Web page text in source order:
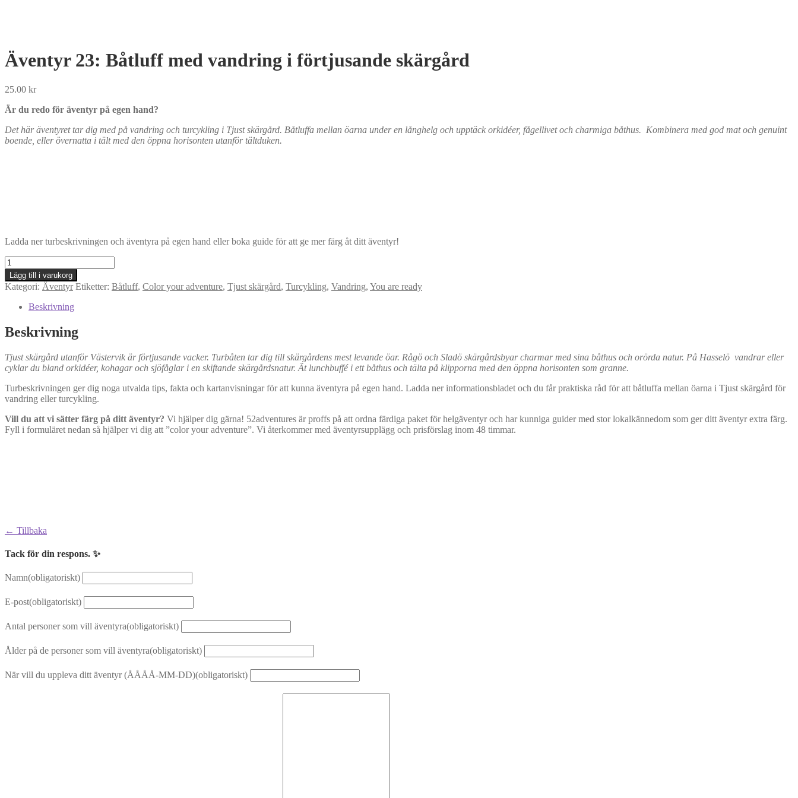
Äventyr 23: Båtluff med vandring i förtjusande skärgård
25.00 kr
Är du redo för äventyr på egen hand?
Det här äventyret tar dig med på vandring och turcykling i Tjust skärgård. Båtluffa mellan öarna under en långhelg och upptäck orkidéer, fågellivet och charmiga båthus. Kombinera med god mat och genuint
boende, eller övernatta i tält med den öppna horisonten utanför tältduken.
Ladda ner turbeskrivningen och äventyra på egen hand eller boka guide för att ge mer färg åt ditt äventyr!
Äventyr
23:
Båtluff
med
vandring
förtjusande
skärgård
Lägg till i varukorg
Kategori: Äventyr Etiketter: Båtluff, Color your adventure, Tjust skärgård, Turcykling, Vandring, You are ready
Beskrivning
Beskrivning
Tjust skärgård utanför Västervik är förtjusande vacker. Turbåten tar dig till skärgårdens mest levande öar. Rågö och Sladö skärgårdsbyar charmar med sina båthus och orörda natur. På Hasselö vandrar eller
cyklar du bland orkidéer, kohagar och sjöfåglar i en skiftande skärgårdsnatur. Ät lunchbuffé i ett båthus och tälta på klipporna med den öppna horisonten som granne.
Turbeskrivningen ger dig noga utvalda tips, fakta och kartanvisningar för att kunna äventyra på egen hand. Ladda ner informationsbladet och du får praktiska råd för att båtluffa mellan öarna i Tjust skärgård för
vandring eller turcykling.
Vill du att vi sätter färg på ditt äventyr? Vi hjälper dig gärna! 52adventures är proffs på att ordna färdiga paket för helgäventyr och har kunniga guider med stor lokalkännedom som ger ditt äventyr extra färg.
Fyll i formuläret nedan så hjälper vi dig att ”color your adventure”. Vi återkommer med äventyrsupplägg och prisförslag inom 48 timmar.
← Tillbaka
Tack för din respons. ✨
Namn(obligatoriskt)
E-post(obligatoriskt)
Antal personer som vill äventyra(obligatoriskt)
Ålder på de personer som vill äventyra(obligatoriskt)
När vill du uppleva ditt äventyr (ÅÅÅÅ-MM-DD)(obligatoriskt)